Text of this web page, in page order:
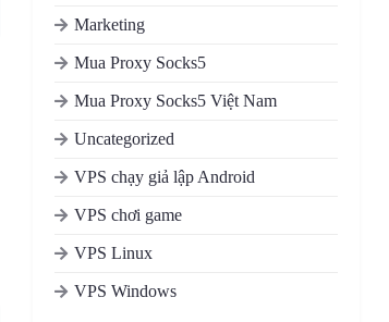
Marketing
Mua Proxy Socks5
Mua Proxy Socks5 Việt Nam
Uncategorized
VPS chạy giả lập Android
VPS chơi game
VPS Linux
VPS Windows